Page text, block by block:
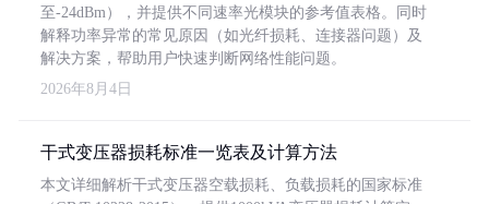
至-24dBm），并提供不同速率光模块的参考值表格。同时
解释功率异常的常见原因（如光纤损耗、连接器问题）及
解决方案，帮助用户快速判断网络性能问题。
2026年8月4日
干式变压器损耗标准一览表及计算方法
本文详细解析干式变压器空载损耗、负载损耗的国家标准